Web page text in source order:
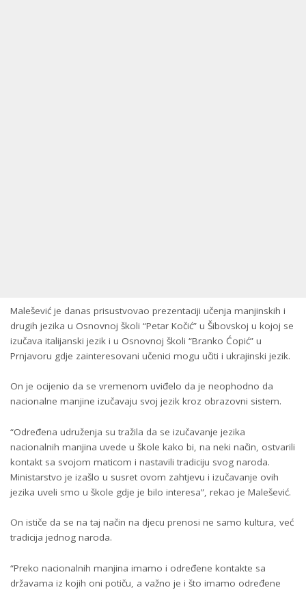
Malešević je danas prisustvovao prezentaciji učenja manjinskih i
drugih jezika u Osnovnoj školi “Petar Kočić” u Šibovskoj u kojoj se
izučava italijanski jezik i u Osnovnoj školi “Branko Ćopić” u
Prnjavoru gdje zainteresovani učenici mogu učiti i ukrajinski jezik.
On je ocijenio da se vremenom uviđelo da je neophodno da
nacionalne manjine izučavaju svoj jezik kroz obrazovni sistem.
“Određena udruženja su tražila da se izučavanje jezika
nacionalnih manjina uvede u škole kako bi, na neki način, ostvarili
kontakt sa svojom maticom i nastavili tradiciju svog naroda.
Ministarstvo je izašlo u susret ovom zahtjevu i izučavanje ovih
jezika uveli smo u škole gdje je bilo interesa”, rekao je Malešević.
On ističe da se na taj način na djecu prenosi ne samo kultura, već
tradicija jednog naroda.
“Preko nacionalnih manjina imamo i određene kontakte sa
državama iz kojih oni potiču, a važno je i što imamo određene